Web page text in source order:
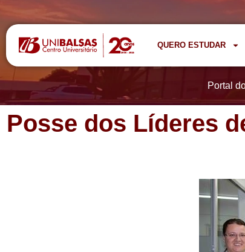
QUERO ESTUDAR
Portal
Posse dos Líderes